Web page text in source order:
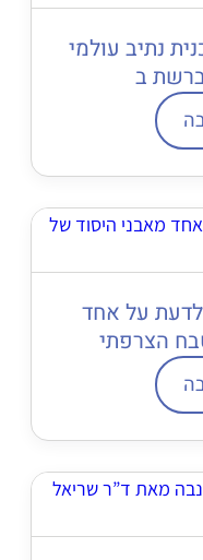
נתיב עולמי
ברשת ב
על אחד
הצרפתי